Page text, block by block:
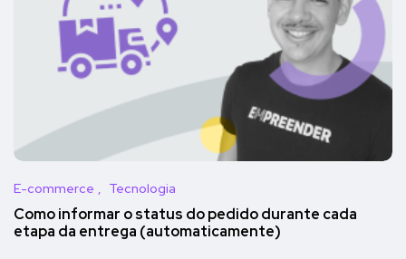
E-commerce Tecnologia
Como informar o status do pedido durante cada
etapa da entrega (automaticamente)